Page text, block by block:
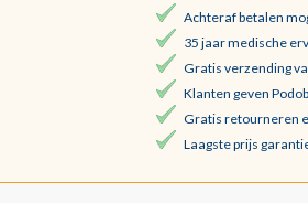
Achteraf betalen
35 jaar medische
Gratis verzending
Klanten geven
Gratis retourneren
Laagste prijs